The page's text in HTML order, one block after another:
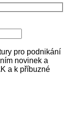
pro podnikání
novinek a
a k příbuzné